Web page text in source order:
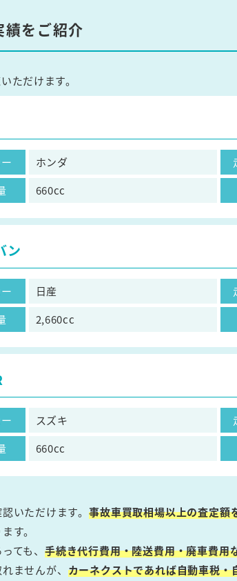
をご紹介
ただけます。
ホンダ
660cc
ン
日産
2,660cc
スズキ
660cc
いただけます。事故車買取相場以上の査定額
す。
ても、 手続き代行費用・陸送費用・廃車費用
ませんが、 カーネクストであれば自動車税